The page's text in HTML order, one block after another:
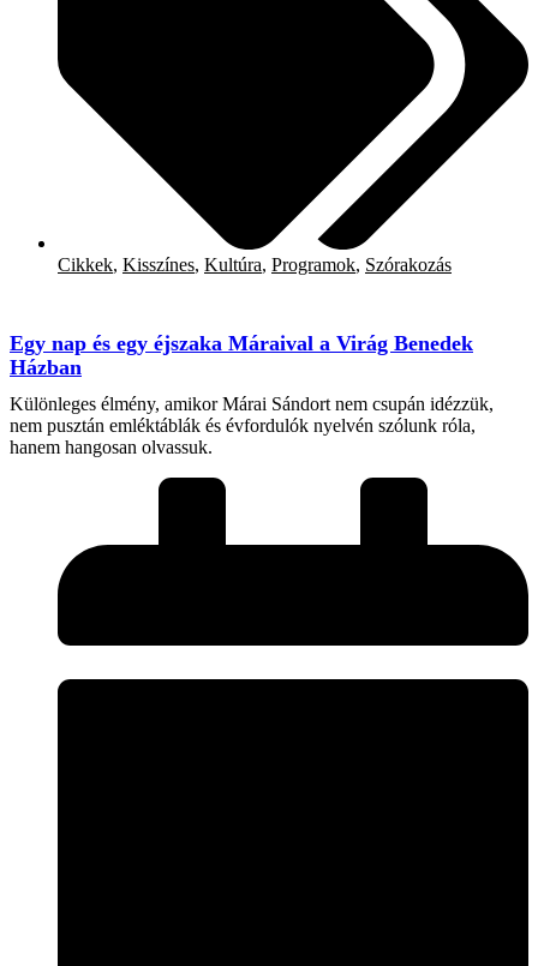
Cikkek, Kisszínes, Kultúra, Programok, Szórakozás
Egy nap és egy éjszaka Máraival a Virág Benedek
Házban
Különleges élmény, amikor Márai Sándort nem csupán idézzük,
nem pusztán emléktáblák és évfordulók nyelvén szólunk róla,
hanem hangosan olvassuk.